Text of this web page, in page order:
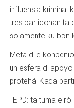
influensia kriminal
tres partidonan ta
solamente ku bon
Meta di e
un esfera di
protehá. Kada
· EPD: ta tuma e